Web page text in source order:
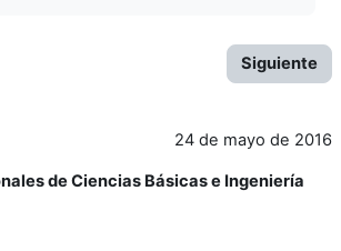
Siguiente
24 de mayo de 2016
de Ciencias Básicas e Ingeniería